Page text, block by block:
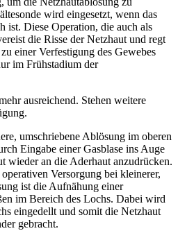
wird eingesetzt, wenn das
ist. Diese Operation, die auch als
die Risse der Netzhaut und regt
einer Verfestigung des Gewebes
im Frühstadium der
ausreichend. Stehen weitere
umschriebene Ablösung im oberen
Eingabe einer Gasblase ins Auge
wieder an die Aderhaut anzudrücken.
Versorgung bei kleinerer,
ist die Aufnähung einer
im Bereich des Lochs. Dabei wird
eingedellt und somit die Netzhaut
gebracht.